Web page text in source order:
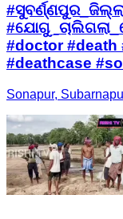
#doctor #death
#deathcase
Sonapur,